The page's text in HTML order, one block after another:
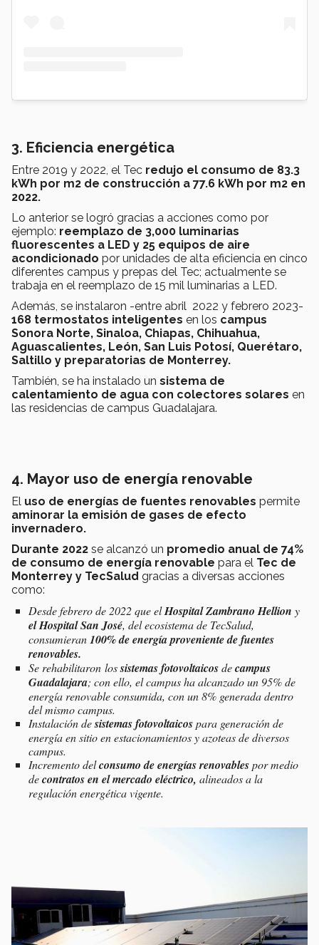
3. Eficiencia energética
Entre 2019 y 2022, el Tec redujo el consumo de 83.3
kWh por m2 de construcción a 77.6 kWh por m2 en
2022.
Lo anterior se logró gracias a acciones como por
ejemplo: reemplazo de 3,000 luminarias
fluorescentes a LED y 25 equipos de aire
acondicionado por unidades de alta eficiencia en cinco
diferentes campus y prepas del Tec; actualmente se
trabaja en el reemplazo de 15 mil luminarias a LED.
Además, se instalaron -entre abril 2022 y febrero 2023-
168 termostatos inteligentes en los campus
Sonora Norte, Sinaloa, Chiapas, Chihuahua,
Aguascalientes, León, San Luis Potosí, Querétaro,
Saltillo y preparatorias de Monterrey.
También, se ha instalado un sistema de
calentamiento de agua con colectores solares en
las residencias de campus Guadalajara.
4. Mayor uso de energía renovable
El uso de energías de fuentes renovables permite
aminorar la emisión de gases de efecto
invernadero.
Durante 2022 se alcanzó un promedio anual de 74%
de consumo de energía renovable para el Tec de
Monterrey y TecSalud gracias a diversas acciones
como:
Desde febrero de 2022 que elHospital Zambrano Hellion y
el Hospital San José, del ecosistema de TecSalud,
consumieran100% de energía proveniente de fuentes
renovables.
Se rehabilitaron lossistemas fotovoltaicosdecampus
Guadalajara; con ello, el campus ha alcanzado un 95% de
energía renovable consumida, con un 8% generada dentro
del mismo campus.
Instalación desistemas fotovoltaicospara generación de
energía en sitio en estacionamientos y azoteas de diversos
campus.
Incremento delconsumo de energías renovablespor medio
decontratos en el mercado eléctrico, alineados a la
regulación energética vigente.